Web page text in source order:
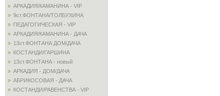
АРКАДИЯ/КАМАНИНА - VIP
9ст.ФОНТАНА/ТОЛБУХИНА
ПЕДАГОГИЧЕСКАЯ - VIP
АРКАДИЯ/КАМАНИНА - ДАЧА
13ст.ФОНТАНА ДОМ/ДАЧА
КОСТАНДИ/ГАРШИНА
13ст.ФОНТАНА - новый
АРКАДИЯ - ДОМ/ДАЧА
АБРИКОСОВАЯ - ДАЧА
КОСТАНДИ/РАВЕНСТВА - VIP